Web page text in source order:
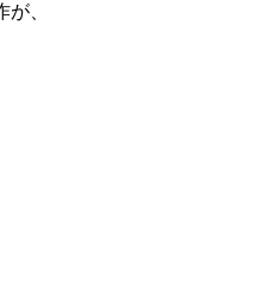
、